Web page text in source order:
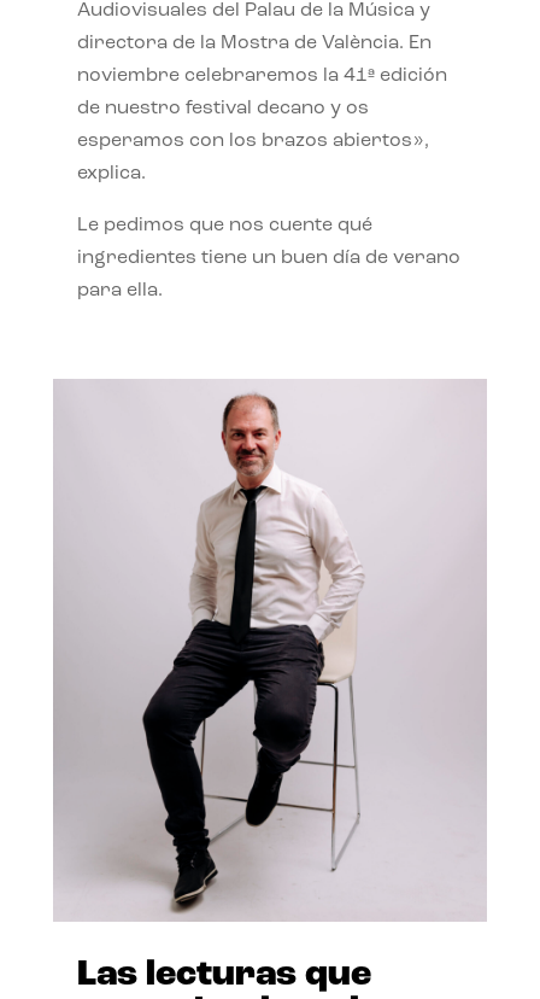
Audiovisuales del Palau de la Música y
directora de la Mostra de València. En
noviembre celebraremos la 41ª edición
de nuestro festival decano y os
esperamos con los brazos abiertos»,
explica.
Le pedimos que nos cuente qué
ingredientes tiene un buen día de verano
para ella.
Las lecturas que